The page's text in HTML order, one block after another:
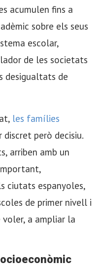
acumulen fins a
sobre els seus
escolar,
de les societats
desigualtats de
les famílies
discret però decisiu.
arriben amb un
ciutats espanyoles,
de primer nivell i
a ampliar la